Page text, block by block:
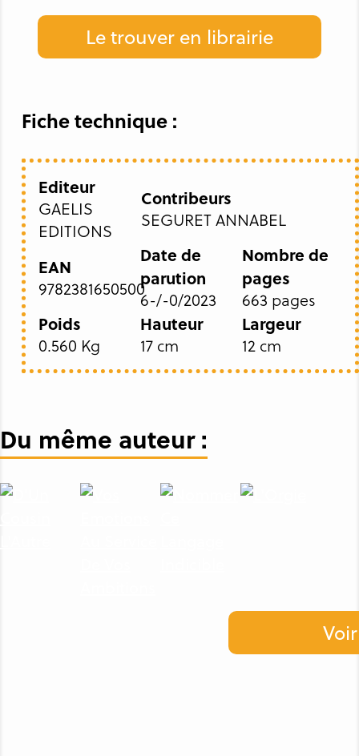
Le trouver en librairie
Fiche technique :
Editeur
GAELIS
EDITIONS
Contribeurs
SEGURET ANNABEL
EAN
9782381650500
Date de
parution
6-/-0/2023
Nombre de
pages
663 pages
Poids
0.560 Kg
Hauteur
17 cm
Largeur
12 cm
Du même auteur :